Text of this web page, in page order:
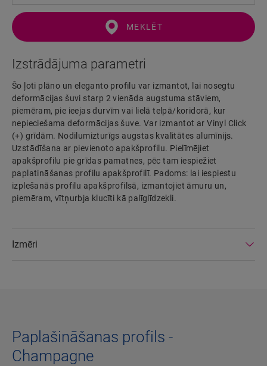
MEKLĒT
Izstrādājuma parametri
Šo ļoti plāno un eleganto profilu var izmantot, lai nosegtu
deformācijas šuvi starp 2 vienāda augstuma stāviem,
piemēram, pie ieejas durvīm vai lielā telpā/koridorā, kur
nepieciešama deformācijas šuve. Var izmantot ar Vinyl Click
(+) grīdām. Nodilumizturīgs augstas kvalitātes alumīnijs.
Uzstādīšana ar pievienoto apakšprofilu. Pielīmējiet
apakšprofilu pie grīdas pamatnes, pēc tam iespiežiet
paplatināšanas profilu apakšprofilī. Padoms: lai iespiestu
izplešanās profilu apakšprofilsā, izmantojiet āmuru un,
piemēram, vītņurbja klucīti kā palīglīdzekli.
Izmēri
Paplašināšanas profils -
Champagne